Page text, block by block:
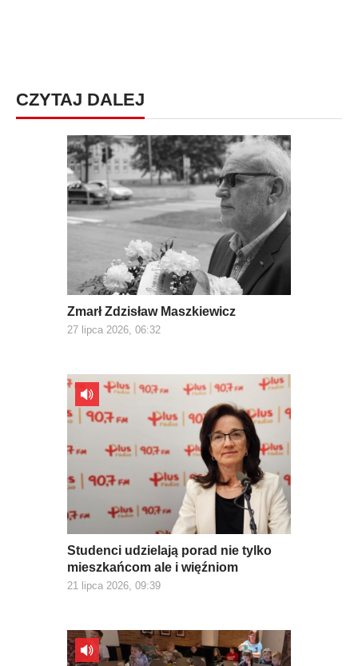
CZYTAJ DALEJ
Zmarł Zdzisław Maszkiewicz
27 lipca 2026, 06:32
Studenci udzielają porad nie tylko
mieszkańcom ale i więźniom
21 lipca 2026, 09:39